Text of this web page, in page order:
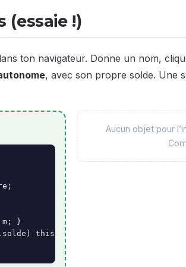
(essaie !)
ton navigateur. Donne un nom,
, avec son propre solde. Une
m; }
this.solde -= m; }
Aucun objet pour